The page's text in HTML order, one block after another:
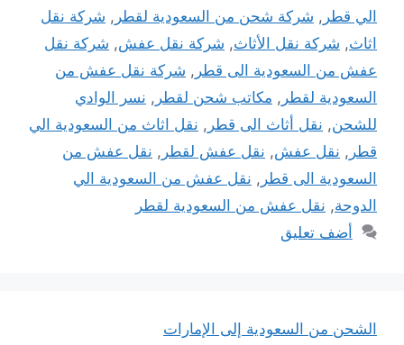
الي قطر , شركة شحن من السعودية لقطر , شركة نقل
اثاث, شركة نقل الأثاث, شركة نقل عفش, شركة نقل
عفش من السعودية الى قطر , شركة نقل عفش من
السعودية لقطر , مكاتب شحن لقطر , نسر الوادي
للشحن, نقل أثاث الى قطر , نقل اثاث من السعودية الي
قطر , نقل عفش, نقل عفش لقطر , نقل عفش من
السعودية الى قطر , نقل عفش من السعودية الي
الدوحة, نقل عفش من السعودية لقطر
أضف تعليق
الشحن من السعودية إلى الإمارات